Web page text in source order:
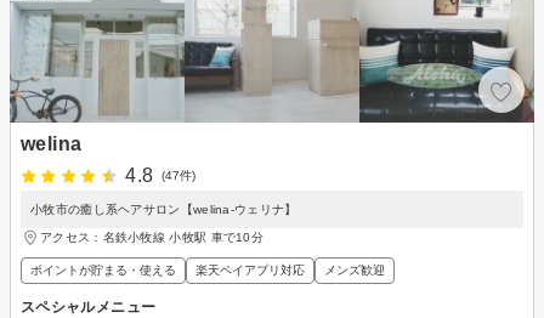
welina
4.8
(47件)
小牧市の癒し系ヘアサロン【welina-ウェリナ】
アクセス：名鉄小牧線 小牧駅 車で10分
ポイントが貯まる・使える 楽天ペイアプリ対応 メンズ歓迎
スペシャルメニュー